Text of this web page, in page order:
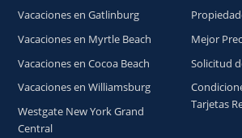
Vacaciones en Gatlinburg
Vacaciones en Myrtle Beach
Vacaciones en Cocoa Beach
Vacaciones en Williamsburg
Westgate New York Grand
Central
Mejor
Solicitud
Tarjetas